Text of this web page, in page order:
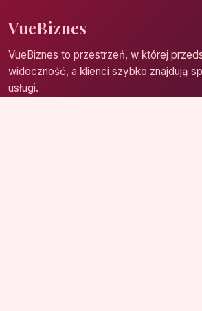
VueBiznes
VueBiznes to przestrzeń, w której
widoczność, a klienci szybko znajdują
usługi.